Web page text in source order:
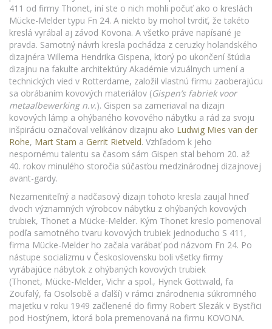
411 od firmy Thonet, iní ste o nich mohli počuť ako o kreslách
Mücke-Melder typu Fn 24. A niekto by mohol tvrdiť, že takéto
kreslá vyrábal aj závod Kovona. A všetko práve napísané je
pravda. Samotný návrh kresla pochádza z ceruzky holandského
dizajnéra Willema Hendrika Gispena, ktorý po ukončení štúdia
dizajnu na fakulte architektúry Akadémie vizuálnych umení a
technických vied v Rotterdame, založil vlastnú firmu zaoberajúcu
sa obrábaním kovových materiálov (Gispen’s fabriek voor
metaalbewerking n.v.). Gispen sa zameriaval na dizajn
kovových lámp a ohýbaného kovového nábytku a rád za svoju
inšpiráciu označoval velikánov dizajnu ako Ludwig Mies van der
Rohe, Mart Stam a Gerrit Rietveld. Vzhľadom k jeho
nespornému talentu sa časom sám Gispen stal behom 20. až
40. rokov minulého storočia súčasťou medzinárodnej dizajnovej
avant-gardy.
Nezameniteľný a nadčasový dizajn tohoto kresla zaujal hneď
dvoch významných výrobcov nábytku z ohýbaných kovových
trubiek, Thonet a Mücke-Melder. Kým Thonet kreslo pomenoval
podľa samotného tvaru kovových trubiek jednoducho S 411,
firma Mücke-Melder ho začala varábať pod názvom Fn 24. Po
nástupe socializmu v Československu boli všetky firmy
vyrábajúce nábytok z ohýbaných kovových trubiek
(Thonet, Mücke-Melder, Vichr a spol., Hynek Gottwald, fa
Zoufalý, fa Osolsobě a ďalší) v rámci znárodnenia súkromného
majetku v roku 1949 začlenené do firmy Robert Slezák v Bystřici
pod Hostýnem, ktorá bola premenovaná na firmu KOVONA.